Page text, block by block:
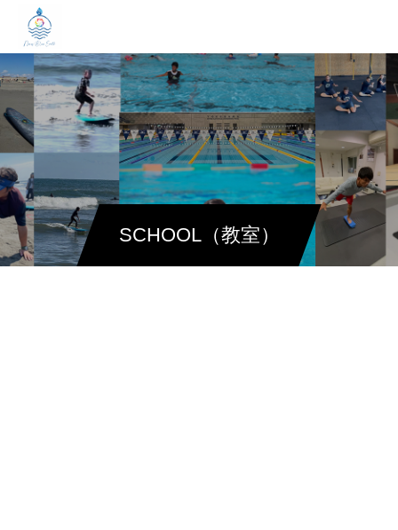
SCHOOL（教室）